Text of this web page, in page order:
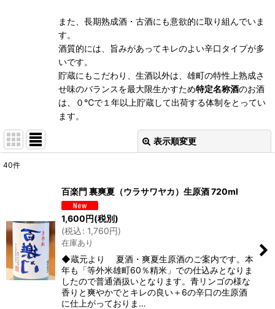
また、長期熟成酒・古酒にも意欲的に取り組んでいま
す。
酒質的には、旨みがあってキレのよい辛口タイプが多
いです。
貯蔵にもこだわり、生酒以外は、雄町の特性上熟成さ
せ味のバランスを最大限生かすため特定名称酒のお酒
は、０℃で１年以上貯蔵して出荷する体制をとってい
ます。
表示順変更
40件
百楽門 裏爽夏（ウラサワヤカ）生原酒 720ml
1,600円(税別)
(税込: 1,760円)
在庫あり
◆蔵元より 夏酒・爽夏生原酒のご案内です。本
年も「等外米雄町60％精米」での仕込みとなりま
したので普通酒扱いとなります。青リンゴの様な
香りと爽やかでとキレの良い＋6の辛口の生原酒
に仕上がっておりま…